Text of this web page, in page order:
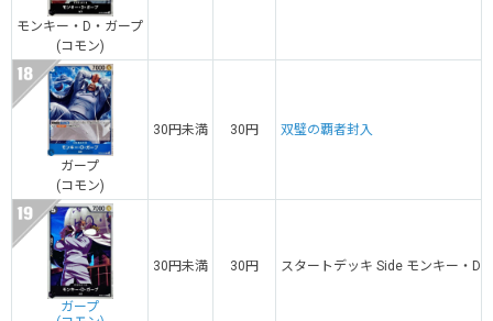
モンキー・D・ガープ
(コモン)
ガープ
(コモン)
30円未満 30円 双璧の覇者封入
ガープ
30円未満 30円 スタートデッキ Side モンキー・D